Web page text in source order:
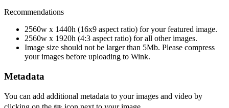
Recommendations
2560w x 1440h (16x9 aspect ratio) for your featured image.
2560w x 1920h (4:3 aspect ratio) for all other images.
Image size should not be larger than 5Mb. Please compress
your images before uploading to Wink.
Metadata
You can add additional metadata to your images and video by